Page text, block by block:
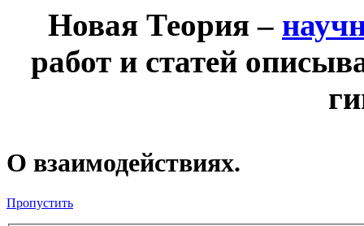
Новая Теория –
работ и статей
О взаимодействиях.
Пропустить